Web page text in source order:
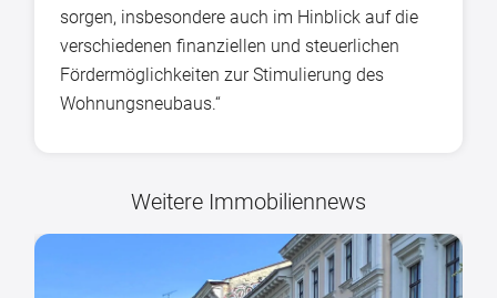
sorgen, insbesondere auch im Hinblick auf die
verschiedenen finanziellen und steuerlichen
Fördermöglichkeiten zur Stimulierung des
Wohnungsneubaus.“
Weitere Immobiliennews